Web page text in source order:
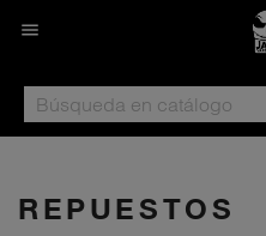

REPUESTOS